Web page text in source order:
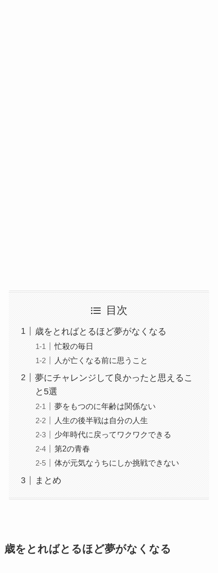
目次
歳をとればとるほど夢がなくなる
忙殺の毎日
人が亡くなる前に思うこと
夢にチャレンジして良かったと思えるこ
と5選
夢をもつのに年齢は関係ない
人生の後半戦は自分の人生
少年時代に戻ってワクワクできる
第2の青春
体が元気なうちにしか挑戦できない
まとめ
歳をとればとるほど夢がなくなる